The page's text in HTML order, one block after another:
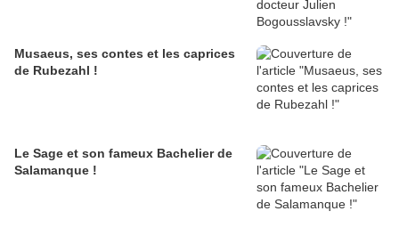
Musaeus, ses contes et les caprices
de Rubezahl !
Le Sage et son fameux Bachelier de
Salamanque !